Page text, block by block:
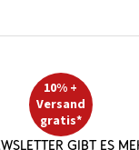
10% +
Versand
gratis*
gibt es